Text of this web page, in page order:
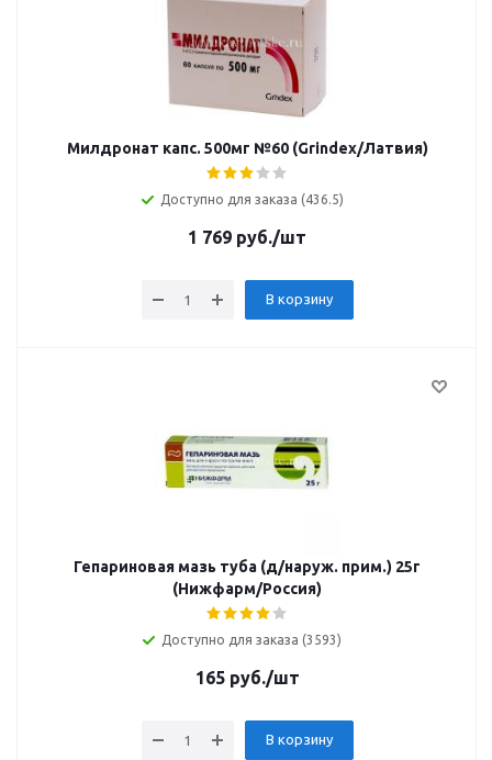
Милдронат капс. 500мг №60 (Grindex/Латвия)
Доступно для заказа (436.5)
1 769 руб./шт
В корзину
Гепариновая мазь туба (д/наруж. прим.) 25г
(Нижфарм/Россия)
Доступно для заказа (3593)
165руб./шт
В корзину